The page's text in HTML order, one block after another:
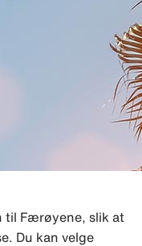
til Færøyene, slik at
Du kan velge